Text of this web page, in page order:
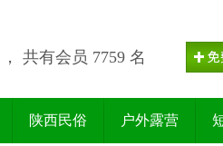
共有会员 7759 名
陕西民俗 户外露营